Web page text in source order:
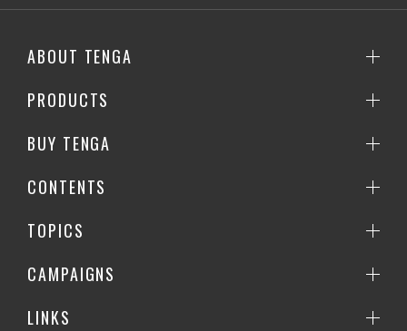
ABOUT TENGA
PRODUCTS
BUY TENGA
CONTENTS
TOPICS
CAMPAIGNS
LINKS